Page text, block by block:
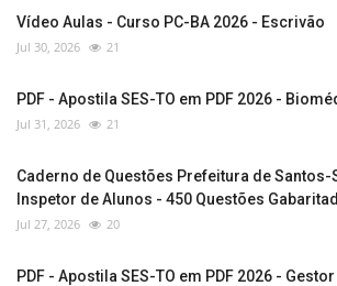
Vídeo Aulas - Curso PC-BA 2026 - Escrivão
Jul 30, 2026 21
PDF - Apostila SES-TO em PDF 2026 -
Jul 31, 2026 21
Caderno de Questões Prefeitura de Santos-
Inspetor de Alunos - 450 Questões
Jul 27, 2026 20
PDF - Apostila SES-TO em PDF 2026 -